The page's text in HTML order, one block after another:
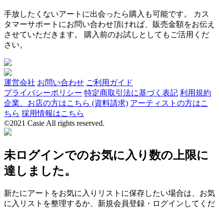
手放したくないアートに出会ったら購入も可能です。 カス
タマーサポートにお問い合わせ頂ければ、販売金額をお伝え
させていただきます。 購入前のお試しとしてもご活用くだ
さい。
運営会社 お問い合わせ ご利用ガイド
プライバシーポリシー 特定商取引法に基づく表記 利用規約
企業、お店の方はこちら (資料請求) アーティストの方はこ
ちら 採用情報はこちら
©2021 Casie All rights reserved.
未ログインでのお気に入り数の上限に
達しました。
新たにアートをお気に入りリストに保存したい場合は、お気
に入リストを整理するか、新規会員登録・ログインしてくだ